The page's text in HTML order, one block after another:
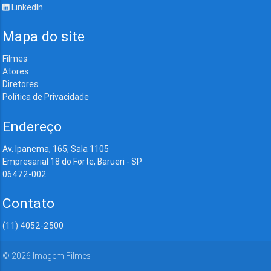
LinkedIn
Mapa do site
Filmes
Atores
Diretores
Política de Privacidade
Endereço
Av. Ipanema, 165, Sala 1105
Empresarial 18 do Forte, Barueri - SP
06472-002
Contato
(11) 4052-2500
© 2026 Imagem Filmes